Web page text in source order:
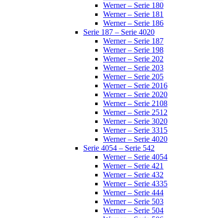
Werner – Serie 180
Werner – Serie 181
Werner – Serie 186
Serie 187 – Serie 4020
Werner – Serie 187
Werner – Serie 198
Werner – Serie 202
Werner – Serie 203
Werner – Serie 205
Werner – Serie 2016
Werner – Serie 2020
Werner – Serie 2108
Werner – Serie 2512
Werner – Serie 3020
Werner – Serie 3315
Werner – Serie 4020
Serie 4054 – Serie 542
Werner – Serie 4054
Werner – Serie 421
Werner – Serie 432
Werner – Serie 4335
Werner – Serie 444
Werner – Serie 503
Werner – Serie 504